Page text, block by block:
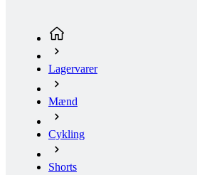
Mænd
Cykling
Shorts
CZECH TEAM Z2 | Korte
Størrelse: 4